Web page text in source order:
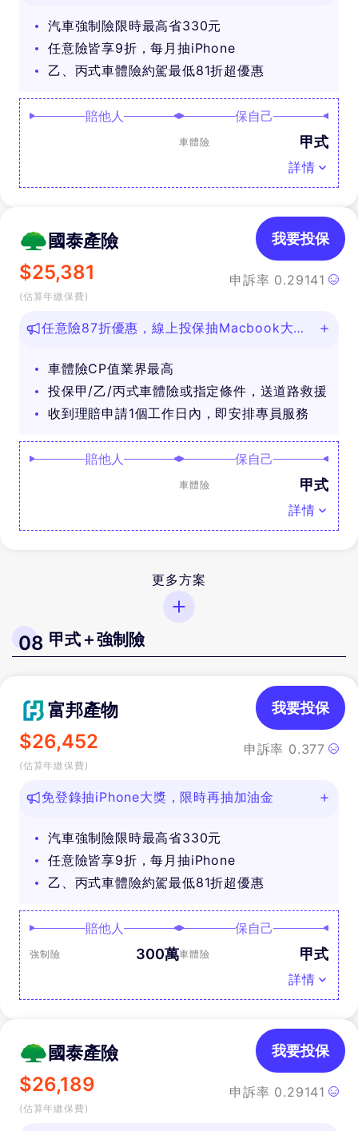
汽車強制險限時最高省330元
任意險皆享9折，每月抽iPhone
乙、丙式車體險約駕最低81折超優惠
賠他人 保自己
車體險 甲式
詳情
國泰產險
$25,381
(估算年繳保費)
申訴率 0.29141
我要投保
任意險87折優惠，線上投保抽Macbook大
車體險CP值業界最高
投保甲/乙/丙式車體險或指定條件，送道路救援
收到理賠申請1個工作日內，即安排專員服務
賠他人 保自己
車體險 甲式
詳情
更多方案
08 甲式＋強制險
富邦產物
$26,452
(估算年繳保費)
申訴率 0.377
我要投保
免登錄抽iPhone大獎，限時再抽加油金
汽車強制險限時最高省330元
任意險皆享9折，每月抽iPhone
乙、丙式車體險約駕最低81折超優惠
賠他人
強制險 300萬
保自己
車體險 甲式
詳情
國泰產險
$26,189
(估算年繳保費)
申訴率 0.29141
我要投保